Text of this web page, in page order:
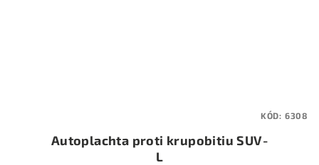
Autoplachta proti krupobitiu SUV-
L
KÓD: 6308